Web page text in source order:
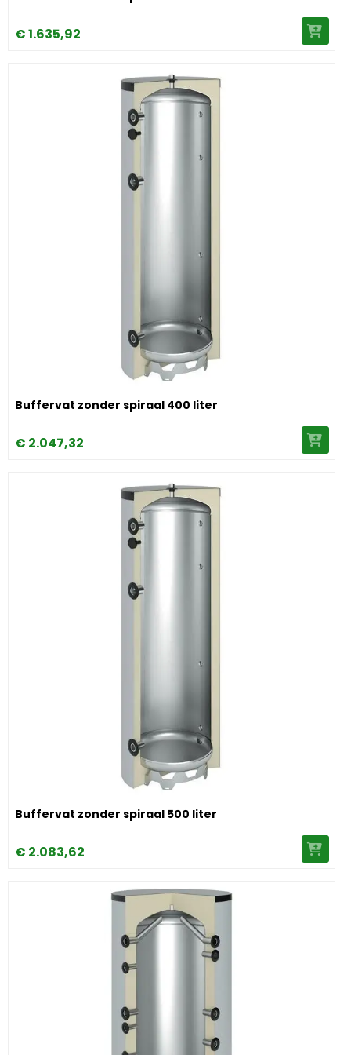
€1.635,92
Image Buffervat zonder spiraal 400 liter
Buffervat zonder spiraal 400 liter
€ 2.047,32
Image Buffervat zonder spiraal 500 liter
Buffervat zonder spiraal 500 liter
€ 2.083,62